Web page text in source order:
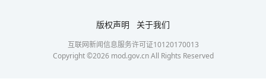
版权声明 关于我们
互联网新闻信息服务许可证10120170013
Copyright ©2026mod.gov.cn All Rights Reserved